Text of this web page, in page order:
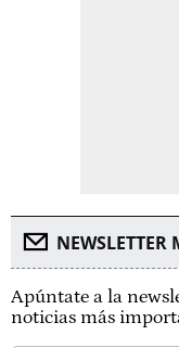
NEWSLETTER
Apúntate a la
noticias más